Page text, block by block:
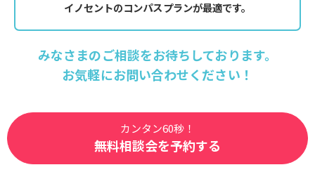
イノセントのコンパスプランが最適です。
みなさまのご相談をお待ちしております。
お気軽にお問い合わせください！
カンタン60秒！
無料相談会を予約する